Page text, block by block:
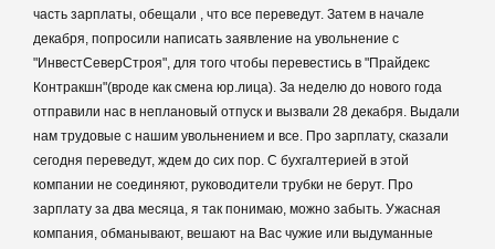
часть зарплаты, обещали , что все переведут. Затем в начале
декабря, попросили написать заявление на увольнение с
"ИнвестСеверСтроя", для того чтобы перевестись в "Прайдекс
Контракшн"(вроде как смена юр.лица). За неделю до нового года
отправили нас в неплановый отпуск и вызвали 28 декабря. Выдали
нам трудовые с нашим увольнением и все. Про зарплату, сказали
сегодня переведут, ждем до сих пор. С бухгалтерией в этой
компании не соединяют, руководители трубки не берут. Про
зарплату за два месяца, я так понимаю, можно забыть. Ужасная
компания, обманывают, вешают на Вас чужие или выдуманные